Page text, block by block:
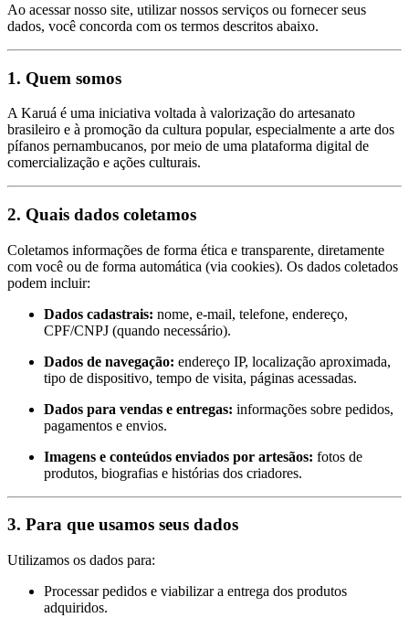
Ao acessar nosso site, utilizar nossos serviços ou fornecer seus
dados, você concorda com os termos descritos abaixo.
1. Quem somos
A Karuá é uma iniciativa voltada à valorização do artesanato
brasileiro e à promoção da cultura popular, especialmente a arte dos
pífanos pernambucanos, por meio de uma plataforma digital de
comercialização e ações culturais.
2. Quais dados coletamos
Coletamos informações de forma ética e transparente, diretamente
com você ou de forma automática (via cookies). Os dados coletados
podem incluir:
Dados cadastrais: nome, e-mail, telefone, endereço,
CPF/CNPJ (quando necessário).
Dados de navegação: endereço IP, localização aproximada,
tipo de dispositivo, tempo de visita, páginas acessadas.
Dados para vendas e entregas: informações sobre pedidos,
pagamentos e envios.
Imagens e conteúdos enviados por artesãos: fotos de
produtos, biografias e histórias dos criadores.
3. Para que usamos seus dados
Utilizamos os dados para:
Processar pedidos e viabilizar a entrega dos produtos
adquiridos.